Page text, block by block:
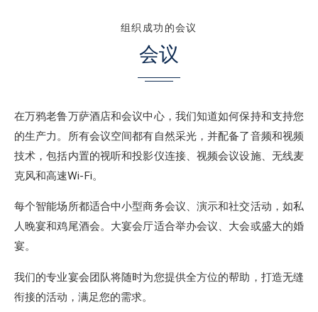
会议
组织成功的会议
在万鸦老鲁万萨酒店和会议中心，我们知道如何保持和支持您
的生产力。所有会议空间都有自然采光，并配备了音频和视频
技术，包括内置的视听和投影仪连接、视频会议设施、无线麦
克风和高速Wi-Fi。
每个智能场所都适合中小型商务会议、演示和社交活动，如私
人晚宴和鸡尾酒会。大宴会厅适合举办会议、大会或盛大的婚
宴。
我们的专业宴会团队将随时为您提供全方位的帮助，打造无缝
衔接的活动，满足您的需求。